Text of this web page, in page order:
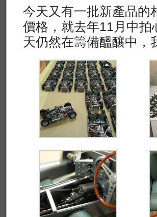
今天又有一批新產品的
價格，就去年11月中拍
天仍然在籌備醞釀中，